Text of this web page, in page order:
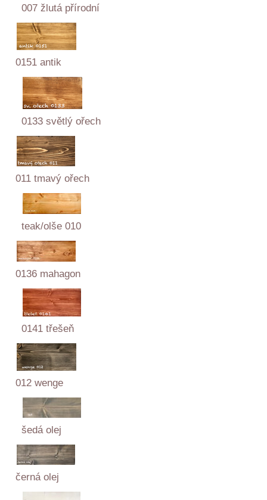
007 žlutá přírodní
0151 antik
0133 světlý ořech
011 tmavý ořech
teak/olše 010
0136 mahagon
0141 třešeň
012 wenge
šedá olej
černá olej